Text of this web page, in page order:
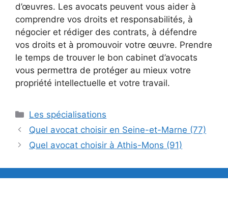
d’œuvres. Les avocats peuvent vous aider à
comprendre vos droits et responsabilités, à
négocier et rédiger des contrats, à défendre
vos droits et à promouvoir votre œuvre. Prendre
le temps de trouver le bon cabinet d’avocats
vous permettra de protéger au mieux votre
propriété intellectuelle et votre travail.
Catégories
Les spécialisations
Quel avocat choisir en Seine-et-Marne (77)
Quel avocat choisir à Athis-Mons (91)